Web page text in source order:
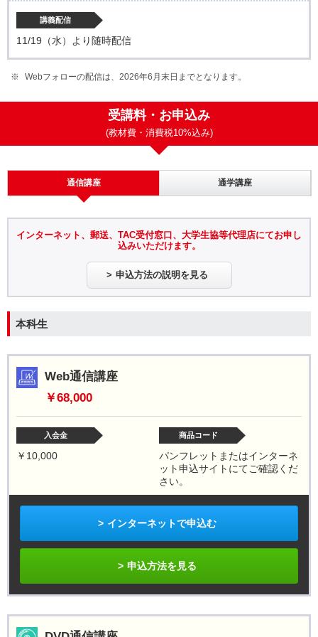
講義配信
11/19（水）より随時配信
Webフォローの配信は、2026年6月末日までとなります。
受講料・お申込み
(教材費・消費税10%込み)
通信講座 通学講座
インターネット、郵送、TAC受付窓口、大学生協等代理店にてお申し
込みいただけます。
申込方法の説明を見る
本科生
Web通信講座
￥68,000
入会金
￥10,000
商品コード
パンフレットまたはインターネ
ット申込サイトにてご確認くだ
さい。
インターネットで申込む
申込方法を見る